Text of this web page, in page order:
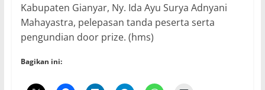
Kabupaten Gianyar, Ny. Ida Ayu Surya Adnyani
Mahayastra, pelepasan tanda peserta serta
pengundian door prize. (hms)
Bagikan ini: